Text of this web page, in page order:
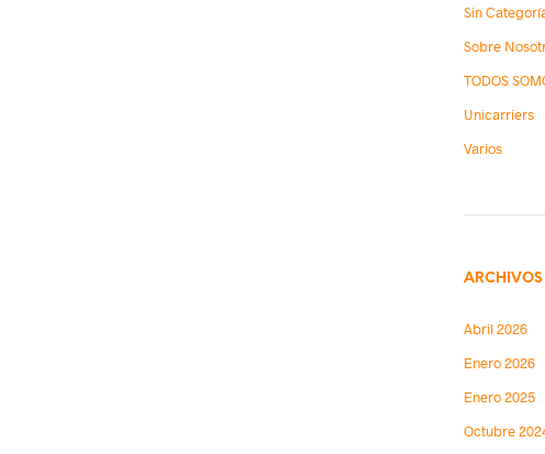
Sin
Sobre
TODOS
Unicarriers
Varios
ARCHIVOS
Abril 2026
Enero 2026
Enero 2025
Octubre